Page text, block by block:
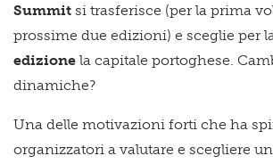
Summit si trasferisce (per la prima
prossime due edizioni) e sceglie per
edizione la capitale portoghese.
dinamiche?
Una delle motivazioni forti che ha
organizzatori a valutare e scegliere